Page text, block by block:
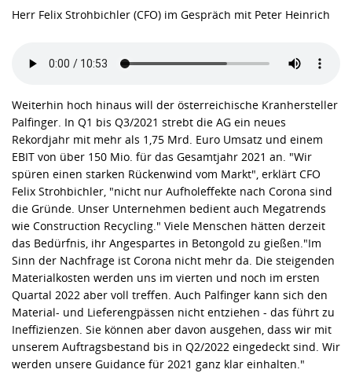
Herr Felix Strohbichler (CFO) im Gespräch mit Peter Heinrich
Weiterhin hoch hinaus will der österreichische Kranhersteller
Palfinger. In Q1 bis Q3/2021 strebt die AG ein neues
Rekordjahr mit mehr als 1,75 Mrd. Euro Umsatz und einem
EBIT von über 150 Mio. für das Gesamtjahr 2021 an. "Wir
spüren einen starken Rückenwind vom Markt", erklärt CFO
Felix Strohbichler, "nicht nur Aufholeffekte nach Corona sind
die Gründe. Unser Unternehmen bedient auch Megatrends
wie Construction Recycling." Viele Menschen hätten derzeit
das Bedürfnis, ihr Angespartes in Betongold zu gießen."Im
Sinn der Nachfrage ist Corona nicht mehr da. Die steigenden
Materialkosten werden uns im vierten und noch im ersten
Quartal 2022 aber voll treffen. Auch Palfinger kann sich den
Material- und Lieferengpässen nicht entziehen - das führt zu
Ineffizienzen. Sie können aber davon ausgehen, dass wir mit
unserem Auftragsbestand bis in Q2/2022 eingedeckt sind. Wir
werden unsere Guidance für 2021 ganz klar einhalten."